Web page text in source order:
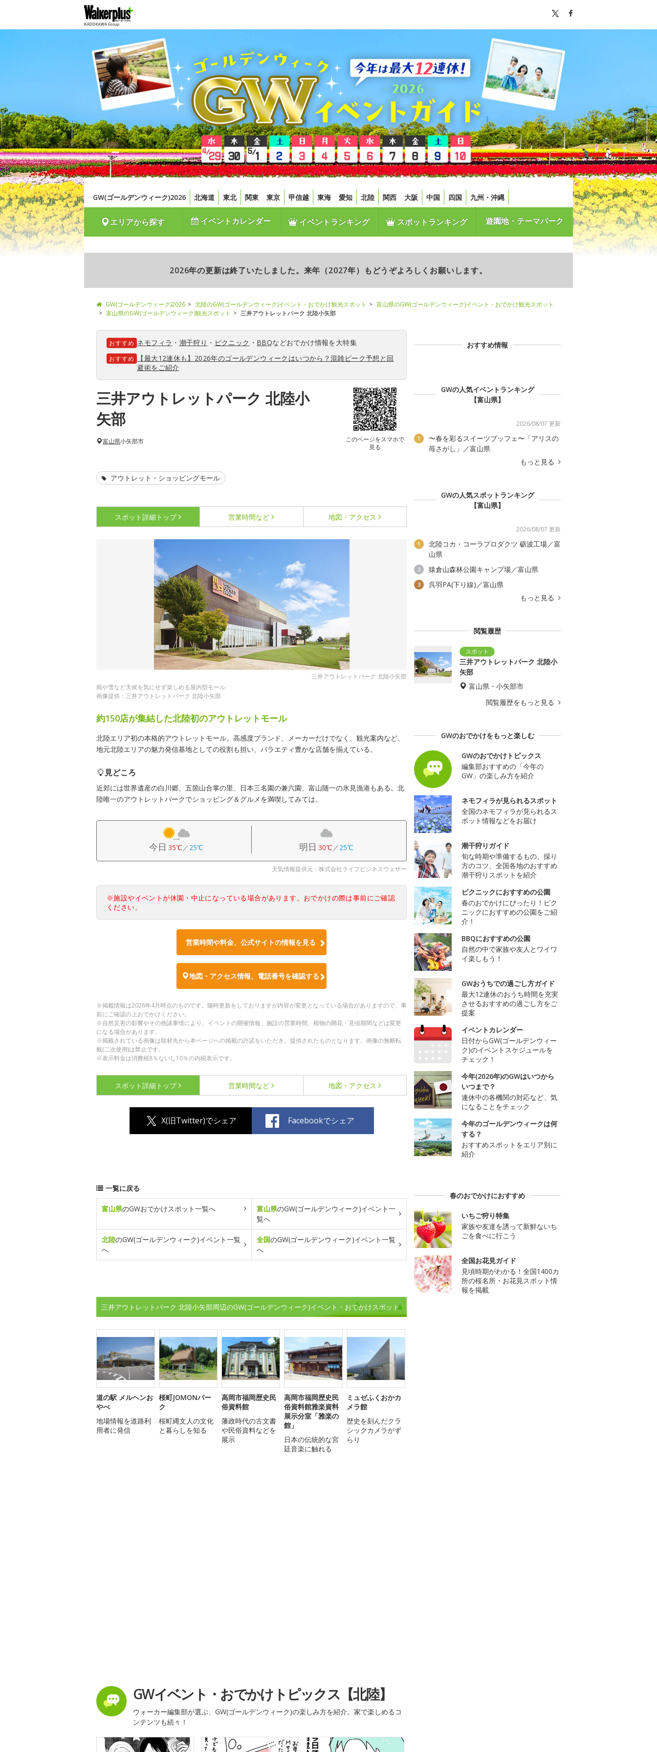
GW(ゴールデンウィーク)2026 北海道 東北 関東 東京 甲信越 東海 愛知 北陸 関西 大阪 中国 四国 九州・沖縄
エリアから探す イベントカレンダー イベントランキング スポットランキング 遊園地・テーマパーク
2026年の更新は終了いたしました。来年（2027年）もどうぞよろしくお願いします。
GW(ゴールデンウィーク)2026 北陸のGW(ゴールデンウィーク)イベント・おでかけ観光スポット
富山県のGW(ゴールデンウィーク)イベント・おでかけ観光スポット
富山県のGW(ゴールデンウィーク)観光スポット
三井アウトレットパーク 北陸小矢部
おすすめ ネモフィラ ・ 潮干狩り ・ ピクニック ・ BBQなどおでかけ情報を大特集
おすすめ
【最大12連休も】2026年のゴールデンウィークはいつから？混雑ピーク予想と回
避術をご紹介
三井アウトレットパーク 北陸小
矢部
このページをスマホで
見る
富山県小矢部市
アウトレット・ショッピングモール
スポット詳細 トップ 営業時間など 地図・アクセス
三井アウトレットパーク 北陸小矢部
雨や雪など天候を気にせず楽しめる屋内型モール
画像提供：三井アウトレットパーク 北陸小矢部
約150店が集結した北陸初のアウトレットモール
北陸エリア初の本格的アウトレットモール。高感度ブランド、メーカーだけでなく、観光案内など、
地元北陸エリアの魅力発信基地としての役割も担い、バラエティ豊かな店舗を揃えている。
見どころ
近郊には世界遺産の白川郷、五箇山合掌の里、日本三名園の兼六園、富山随一の氷見漁港もある。北
陸唯一のアウトレットパークでショッピング＆グルメを満喫してみては。
今日 35℃／25℃ 明日 30℃／25℃
天気情報提供元：株式会社ライフビジネスウェザー
※施設やイベントが休園・中止になっている場合があります。おでかけの際は事前にご確認
ください。
営業時間や料金、公式サイトの情報を見る
地図・アクセス情報、電話番号を確認する
※掲載情報は2026年4月時点のものです。随時更新をしておりますが内容が変更となっている場合がありますので、事
前にご確認の上おでかけください。
※自然災害の影響やその他諸事情により、イベントの開催情報、施設の営業時間、植物の開花・見頃期間などは変更
になる場合があります。
※掲載されている画像は取材先から本ページへの掲載の許諾をいただき、提供されたものとなります。画像の無断転
載(二次使用)は禁止です。
※表示料金は消費税8％ないし10％の内税表示です。
スポット詳細 トップ 営業時間など 地図・アクセス
X(旧Twitter)でシェア Facebookでシェア
一覧に戻る
富山県のGWおでかけスポット一覧へ 富山県のGW(ゴールデンウィーク)イベント一
覧へ
北陸のGW(ゴールデンウィーク)イベント一覧
へ
全国のGW(ゴールデンウィーク)イベント一覧
へ
三井アウトレットパーク 北陸小矢部周辺のGW(ゴールデンウィーク)イベント・おでかけスポット
道の駅 メルヘンお
やべ
地場情報を道路利
用者に発信
桜町JOMONパー
ク
桜町縄文人の文化
と暮らしを知る
高岡市福岡歴史民
俗資料館
藩政時代の古文書
や民俗資料などを
展示
高岡市福岡歴史民
俗資料館雅楽資料
展示分室「雅楽の
館」
日本の伝統的な宮
廷音楽に触れる
ミュゼふくおかカ
メラ館
歴史を刻んだクラ
シックカメラがず
らり
GWイベント・おでかけトピックス【北陸】
ウォーカー編集部が選ぶ、GW(ゴールデンウィーク)の楽しみ方を紹介。家で楽しめるコ
ンテンツも続々！
おすすめ情報
GWの人気イベントランキング
【富山県】
2026/08/07 更新
1
〜春を彩るスイーツブッフェ〜「アリスの
苺さがし」／富山県
もっと見る
GWの人気スポットランキング
【富山県】
2026/08/07 更新
1
北陸コカ・コーラプロダクツ 砺波工場／富
山県
2 猿倉山森林公園キャンプ場／富山県
3
呉羽PA(下り線)／富山県
もっと見る
閲覧履歴
三井アウトレットパーク 北陸小
矢部
富山県・小矢部市
閲覧履歴をもっと見る
GWのおでかけをもっと楽しむ
GWのおでかけトピックス
編集部おすすめの「今年の
GW」の楽しみ方を紹介
ネモフィラが見られるスポット
全国のネモフィラが見られるス
ポット情報などをお届け
潮干狩りガイド
旬な時期や準備するもの、採り
方のコツ、全国各地のおすすめ
潮干狩りスポットを紹介
ピクニックにおすすめの公園
春のおでかけにぴったり！ピク
ニックにおすすめの公園をご紹
介！
BBQにおすすめの公園
自然の中で家族や友人とワイワ
イ楽しもう！
GWおうちでの過ごし方ガイド
最大12連休のおうち時間を充実
させるおすすめの過ごし方をご
提案
イベントカレンダー
日付からGW(ゴールデンウィー
ク)のイベントスケジュールを
チェック！
今年(2026年)のGWはいつから
いつまで？
連休中の各機関の対応など、気
になることをチェック
今年のゴールデンウィークは何
する？
おすすめスポットをエリア別に
紹介
春のおでかけにおすすめ
いちご狩り特集
家族や友達を誘って新鮮ないち
ごを食べに行こう
全国お花見ガイド
見頃時期がわかる！全国1400カ
所の桜名所・お花見スポット情
報を掲載